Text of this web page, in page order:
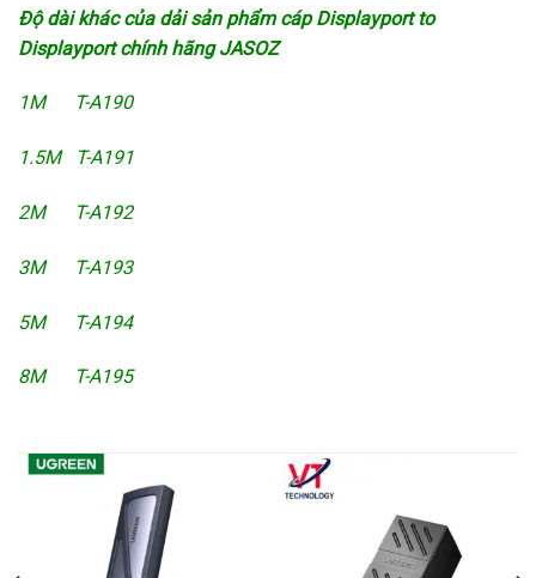
Độ dài khác của dải sản phẩm cáp Displayport to
Displayport chính hãng JASOZ
1M T-A190
1.5M T-A191
2M T-A192
3M T-A193
5M T-A194
8M T-A195